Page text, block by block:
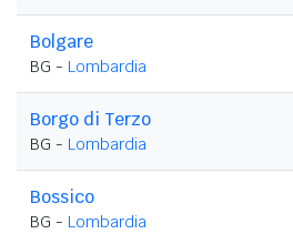
Bolgare
BG - Lombardia
Borgo di Terzo
BG - Lombardia
Bossico
BG - Lombardia